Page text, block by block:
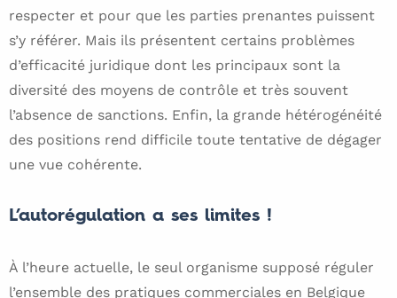
respecter et pour que les parties prenantes puissent
s’y référer. Mais ils présentent certains problèmes
d’efficacité juridique dont les principaux sont la
diversité des moyens de contrôle et très souvent
l’absence de sanctions. Enfin, la grande hétérogénéité
des positions rend difficile toute tentative de dégager
une vue cohérente.
L’autorégulation a ses limites !
À l’heure actuelle, le seul organisme supposé réguler
l’ensemble des pratiques commerciales en Belgique